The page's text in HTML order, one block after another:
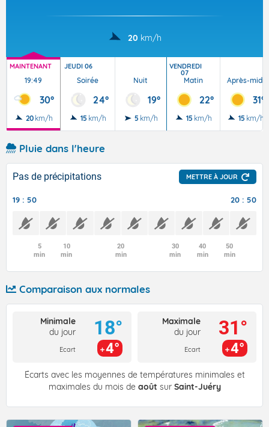
20 km/h
MAINTENANT
19:49
30°
20 km/h
JEUDI 06
Soirée
24°
15 km/h
Nuit
19°
5 km/h
VENDREDI
07
Matin
22°
15 km/h
Après-midi
31°
15 km/h
Pluie dans l'heure
Pas de précipitations METTRE À JOUR
19 : 50 20 : 50
5
min
10
min
20
min
30
min
40
min
50
min
Comparaison aux normales
Minimale
du jour
Ecart
18°
4°
Maximale
du jour
Ecart
31°
4°
Écarts avec les moyennes de températures minimales et
maximales du mois de août sur Saint-Juéry